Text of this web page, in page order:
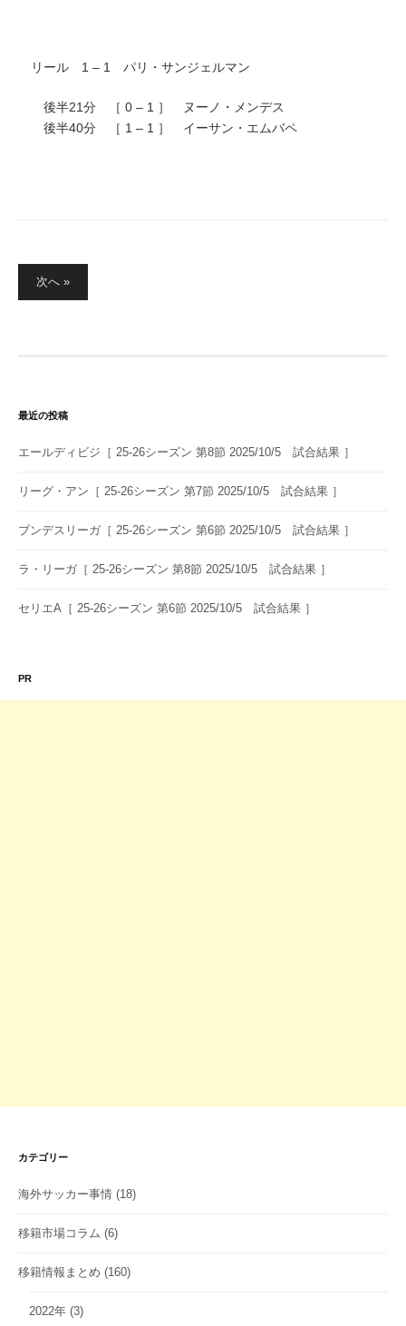
リール 1 – 1 パリ・サンジェルマン
後半21分 ［ 0 – 1 ］ ヌーノ・メンデス
後半40分 ［ 1 – 1 ］ イーサン・エムバペ
稿
送
次へ »
最近の投稿
エールディビジ［ 25-26シーズン 第8節 2025/10/5 試合結果 ］
リーグ・アン［ 25-26シーズン 第7節 2025/10/5 試合結果 ］
ブンデスリーガ［ 25-26シーズン 第6節 2025/10/5 試合結果 ］
ラ・リーガ［ 25-26シーズン 第8節 2025/10/5 試合結果 ］
セリエA［ 25-26シーズン 第6節 2025/10/5 試合結果 ］
PR
カテゴリー
海外サッカー事情 (18)
移籍市場コラム (6)
移籍情報まとめ (160)
2022年 (3)